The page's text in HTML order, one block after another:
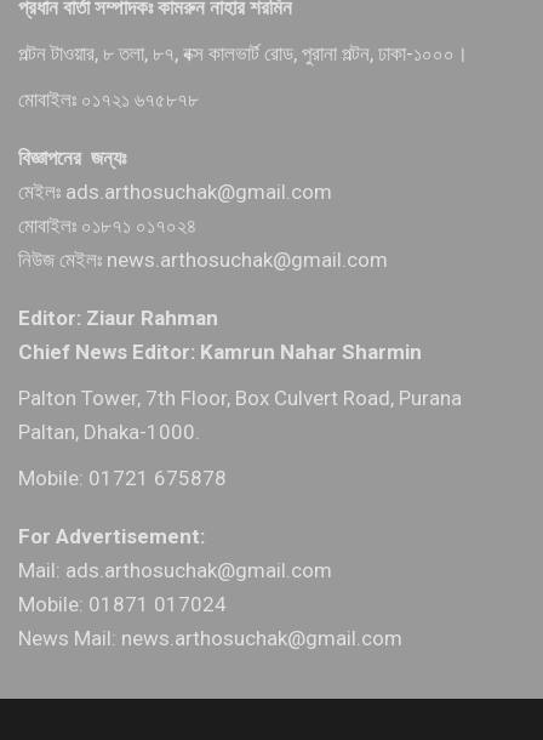
প্রধান বার্তা সম্পাদকঃ কামরুন নাহার শরমিন
পল্টন টাওয়ার, ৮ তলা, ৮৭, বক্স কালভার্ট রোড, পুরানা পল্টন, ঢাকা-১০০০।
মোবাইলঃ ০১৭২১ ৬৭৫৮৭৮
বিজ্ঞাপনের জন্যঃ
মেইলঃ ads.arthosuchak@gmail.com
মোবাইলঃ ০১৮৭১ ০১৭০২৪
নিউজ মেইলঃ news.arthosuchak@gmail.com
Editor: Ziaur Rahman
Chief News Editor: Kamrun Nahar Sharmin
Palton Tower, 7th Floor, Box Culvert Road, Purana
Paltan, Dhaka-1000.
Mobile: 01721 675878
For Advertisement:
Mail: ads.arthosuchak@gmail.com
Mobile: 01871 017024
News Mail: news.arthosuchak@gmail.com